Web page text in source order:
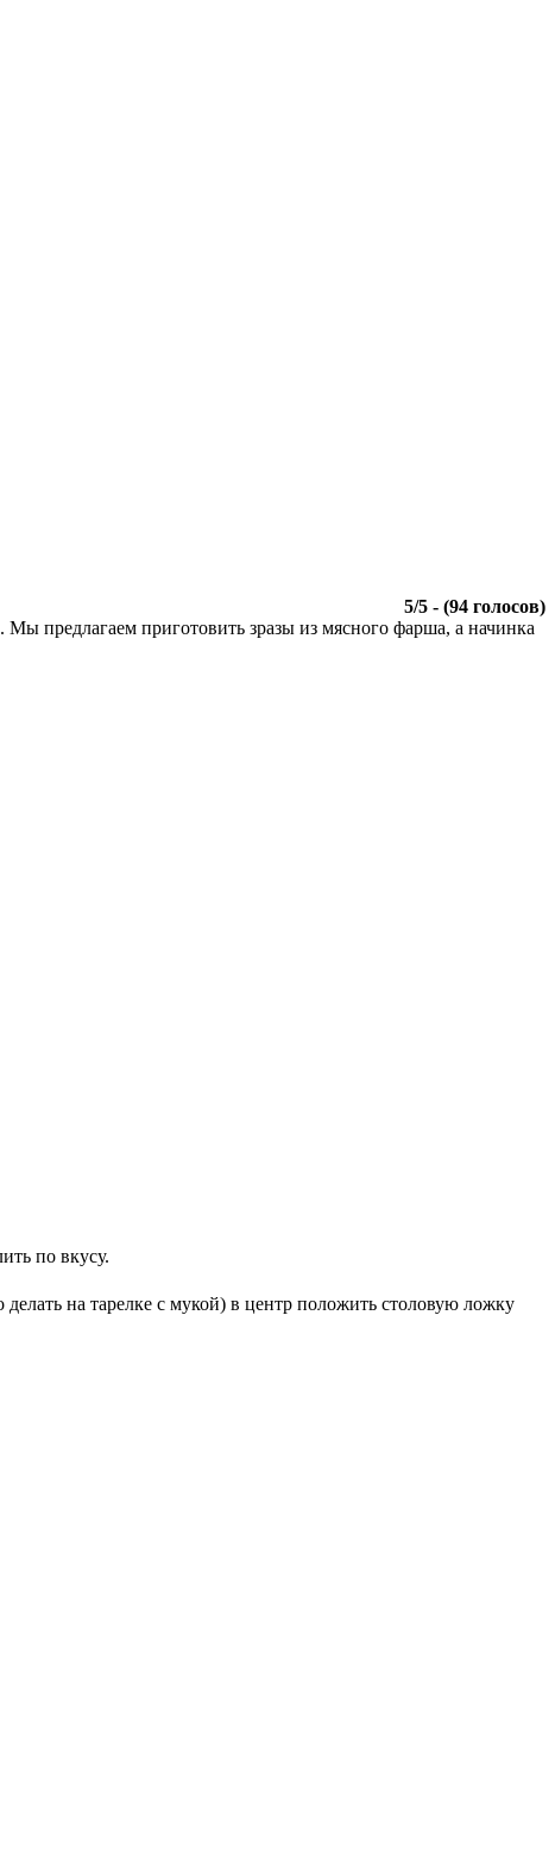
5/5 - (94 голосов)
предлагаем приготовить зразы из мясного фарша, а начинка
по вкусу.
на тарелке с мукой) в центр положить столовую ложку